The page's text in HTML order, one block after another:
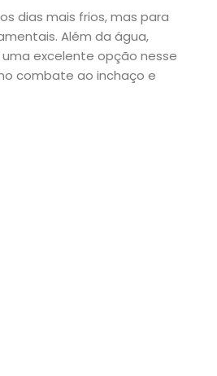
dias mais frios, mas para
Além da água,
excelente opção nesse
combate ao inchaço e